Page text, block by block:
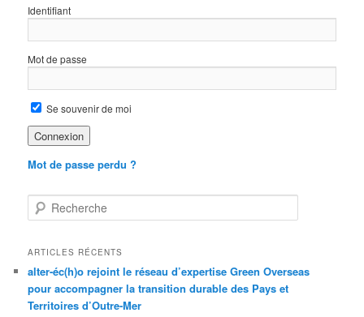
Identifiant
Mot de passe
Se souvenir de moi
Mot de passe perdu ?
e
h
r
c
h
ARTICLES RÉCENTS
alter-éc(h)o rejoint le réseau d’expertise Green Overseas
pour accompagner la transition durable des Pays et
Territoires d’Outre-Mer